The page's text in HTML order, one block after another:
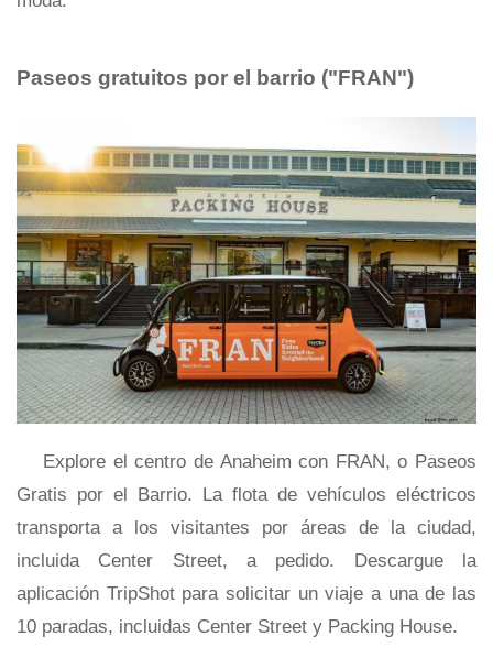
Paseos gratuitos por el barrio ("FRAN")
Explore el centro de Anaheim con FRAN, o Paseos
Gratis por el Barrio. La flota de vehículos eléctricos
transporta a los visitantes por áreas de la ciudad,
incluida Center Street, a pedido. Descargue la
aplicación TripShot para solicitar un viaje a una de las
10 paradas, incluidas Center Street y Packing House.